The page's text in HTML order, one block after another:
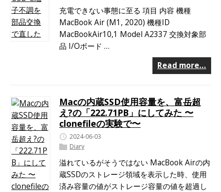
充電できない事態に至る 項目 内容 機種
MacBook Air (M1, 2020) 機種ID
MacBookAir10,1 Model A2337 交換対象部
品 I/Oボード …
Read more…
Macの内蔵SSD使用容量を、富岳超
え?の「222.71PB」にしてみた 〜
clonefileの実験で〜
2024-06-03
Diary
溢れているがそうではない MacBook Airの内
蔵SSDのストレージ領域を表示した時、使用
済み容量の値がストレージ容量の値を超過し